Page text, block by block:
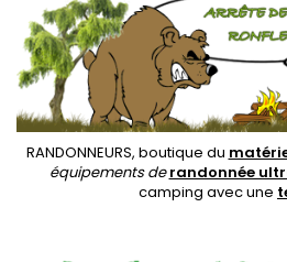
RANDONNEURS, boutique du
équipements derandonnée
camping avec une